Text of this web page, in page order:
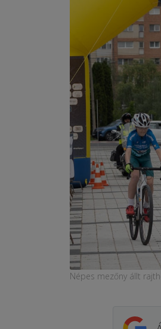
Népes mezőny állt